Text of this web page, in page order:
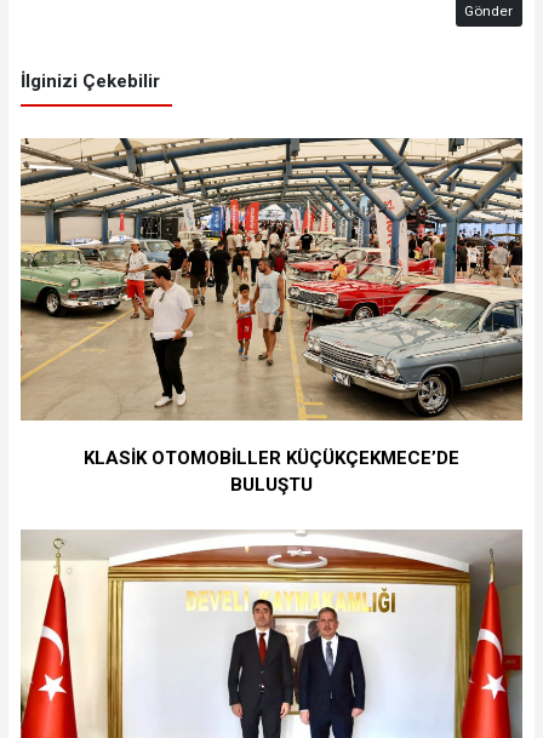
Gönder
İlginizi Çekebilir
KLASİK OTOMOBİLLER KÜÇÜKÇEKMECE’DE
BULUŞTU